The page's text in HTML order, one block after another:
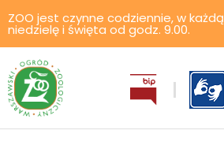
ZOO jest czynne codziennie, w każdą
niedzielę i święta od godz. 9.00.